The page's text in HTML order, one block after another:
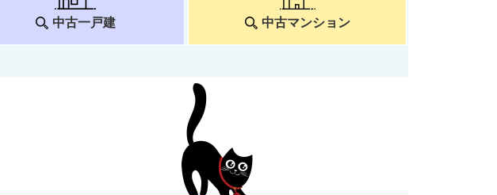
中古一戸建 中古マンション